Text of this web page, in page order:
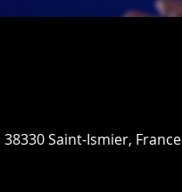
Saint-Ismier, France